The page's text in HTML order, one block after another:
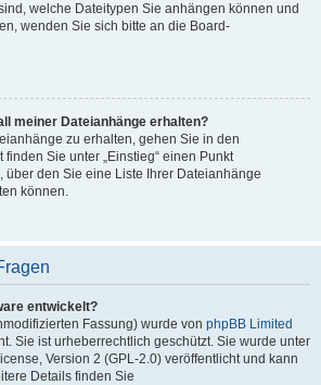
welche Dateitypen Sie anhängen können und
wenden Sie sich bitte an die Board-
meiner Dateianhänge erhalten?
zu erhalten, gehen Sie in den
Sie unter „Einstieg“ einen Punkt
über den Sie eine Liste Ihrer Dateianhänge
können.
entwickelt?
Fassung) wurde von phpBB Limited
Sie ist urheberrechtlich geschützt. Sie wurde unter
Version 2 (GPL-2.0) veröffentlicht und kann
Details finden Sie